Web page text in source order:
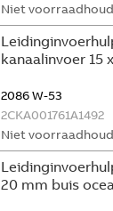
Niet
kanaalinvoer 15
2086 W-53
2CKA001761A1492
Niet
20 mm buis